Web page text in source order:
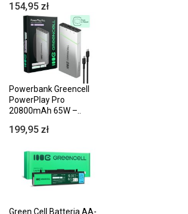
154,95 zł
Powerbank Greencell
PowerPlay Pro
20800mAh 65W –..
199,95 zł
Green Cell Batteria AA-